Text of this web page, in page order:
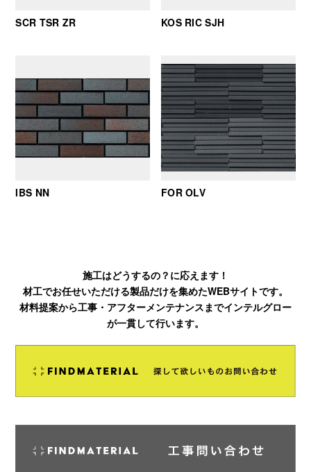
SCR TSR ZR KOS RIC SJH
IBS NN FOR OLV
施工はどうするの？に応えます！
材工でお任せいただける製品だけを集めたWEBサイトです。
材料提案から工事・アフターメンテナンスまでインテルグロー
が一貫して行います。